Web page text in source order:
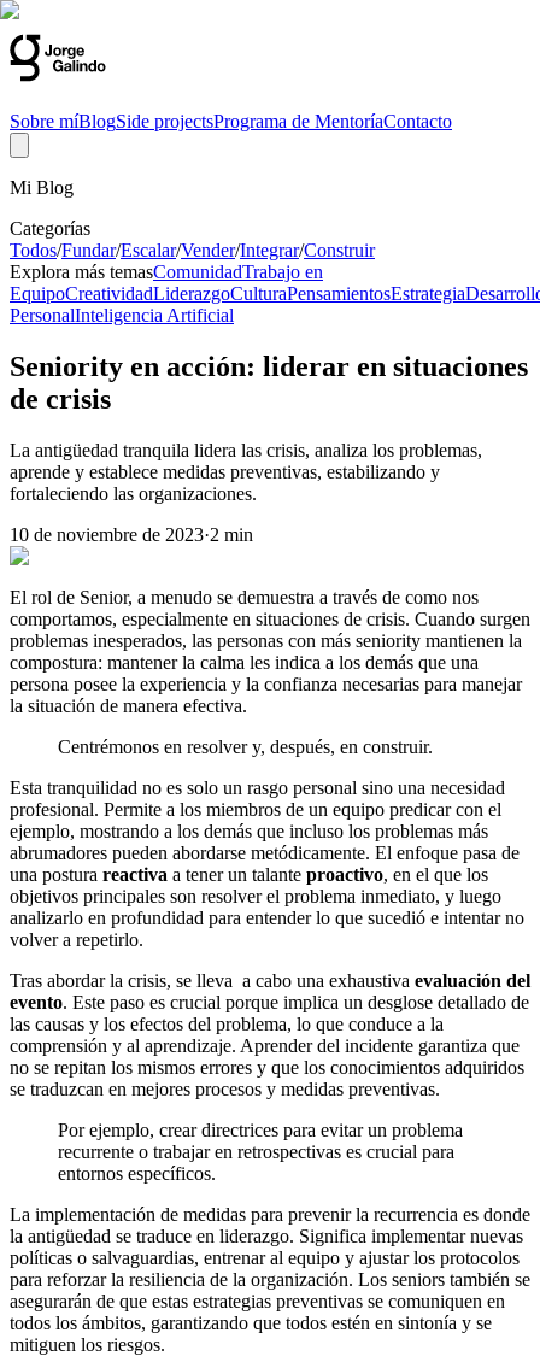
Sobre míBlogSide projectsPrograma de MentoríaContacto
Mi Blog
Categorías
Todos/Fundar/Escalar/Vender/Integrar/Construir
Explora más temasComunidadTrabajo en
EquipoCreatividadLiderazgoCulturaPensamientosEstrategia
PersonalInteligencia Artificial
Seniority en acción: liderar en situaciones
de crisis
La antigüedad tranquila lidera las crisis, analiza los problemas,
aprende y establece medidas preventivas, estabilizando y
fortaleciendo las organizaciones.
10 de noviembre de 2023·2 min
El rol de Senior, a menudo se demuestra a través de como nos
comportamos, especialmente en situaciones de crisis. Cuando surgen
problemas inesperados, las personas con más seniority mantienen la
compostura: mantener la calma les indica a los demás que una
persona posee la experiencia y la confianza necesarias para manejar
la situación de manera efectiva.
Centrémonos en resolver y, después, en construir.
Esta tranquilidad no es solo un rasgo personal sino una necesidad
profesional. Permite a los miembros de un equipo predicar con el
ejemplo, mostrando a los demás que incluso los problemas más
abrumadores pueden abordarse metódicamente. El enfoque pasa de
una postura reactiva a tener un talante proactivo, en el que los
objetivos principales son resolver el problema inmediato, y luego
analizarlo en profundidad para entender lo que sucedió e intentar no
volver a repetirlo.
Tras abordar la crisis, se lleva a cabo una exhaustiva evaluación del
evento. Este paso es crucial porque implica un desglose detallado de
las causas y los efectos del problema, lo que conduce a la
comprensión y al aprendizaje. Aprender del incidente garantiza que
no se repitan los mismos errores y que los conocimientos adquiridos
se traduzcan en mejores procesos y medidas preventivas.
Por ejemplo, crear directrices para evitar un problema
recurrente o trabajar en retrospectivas es crucial para
entornos específicos.
La implementación de medidas para prevenir la recurrencia es donde
la antigüedad se traduce en liderazgo. Significa implementar nuevas
políticas o salvaguardias, entrenar al equipo y ajustar los protocolos
para reforzar la resiliencia de la organización. Los seniors también se
asegurarán de que estas estrategias preventivas se comuniquen en
todos los ámbitos, garantizando que todos estén en sintonía y se
mitiguen los riesgos.